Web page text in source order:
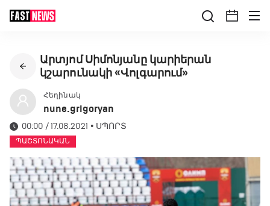
Արտյոմ Սիմոնյանը կարիերան
կշարունակի «Վոլգարում»
Հեղինակ
nune.grigoryan
00:00 / 17.08.2021 • ՍՊՈՐՏ
ՊԱՇՏՈՆԱԿԱՆ